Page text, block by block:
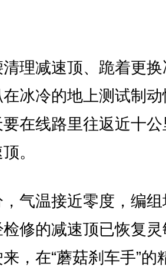
减速顶、跪着更换
冰冷的地上测试制
在线路里往返近十
。
温接近零度，编组
修的减速顶已恢复
，在“蘑菇刹车手”的